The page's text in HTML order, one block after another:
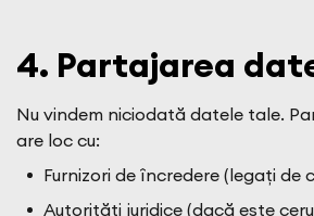
4. Partajarea
Nu vindem niciodată datele tale.
are loc cu:
Furnizori de încredere (legați
Autorități juridice (dacă este